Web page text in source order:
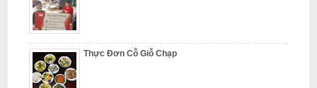
Thực Đơn Cỗ Giỗ Chạp